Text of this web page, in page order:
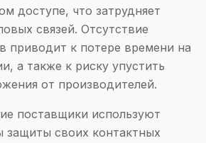
доступе, что затрудняет
связей. Отсутствие
приводит к потере времени на
а также к риску упустить
от производителей.
поставщики используют
защиты своих контактных